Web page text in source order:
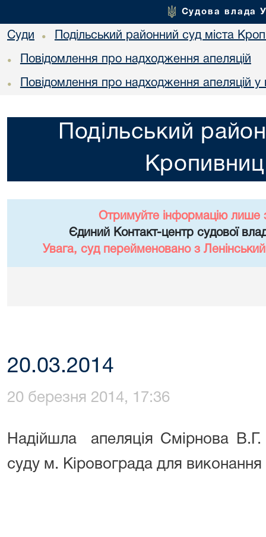
Судова влада
Суди • Подільський районний суд міста
• Повідомлення про надходження апеляцій
• Повідомлення про надходження апеляцій у
Подільський
Отримуйте інформацію лише
Єдиний Контакт-центр судової
Увага, суд перейменовано з
20.03.2014
20 березня 2014, 17:36
Надійшла
апеляція Смірнова
суду м. Кіровограда для